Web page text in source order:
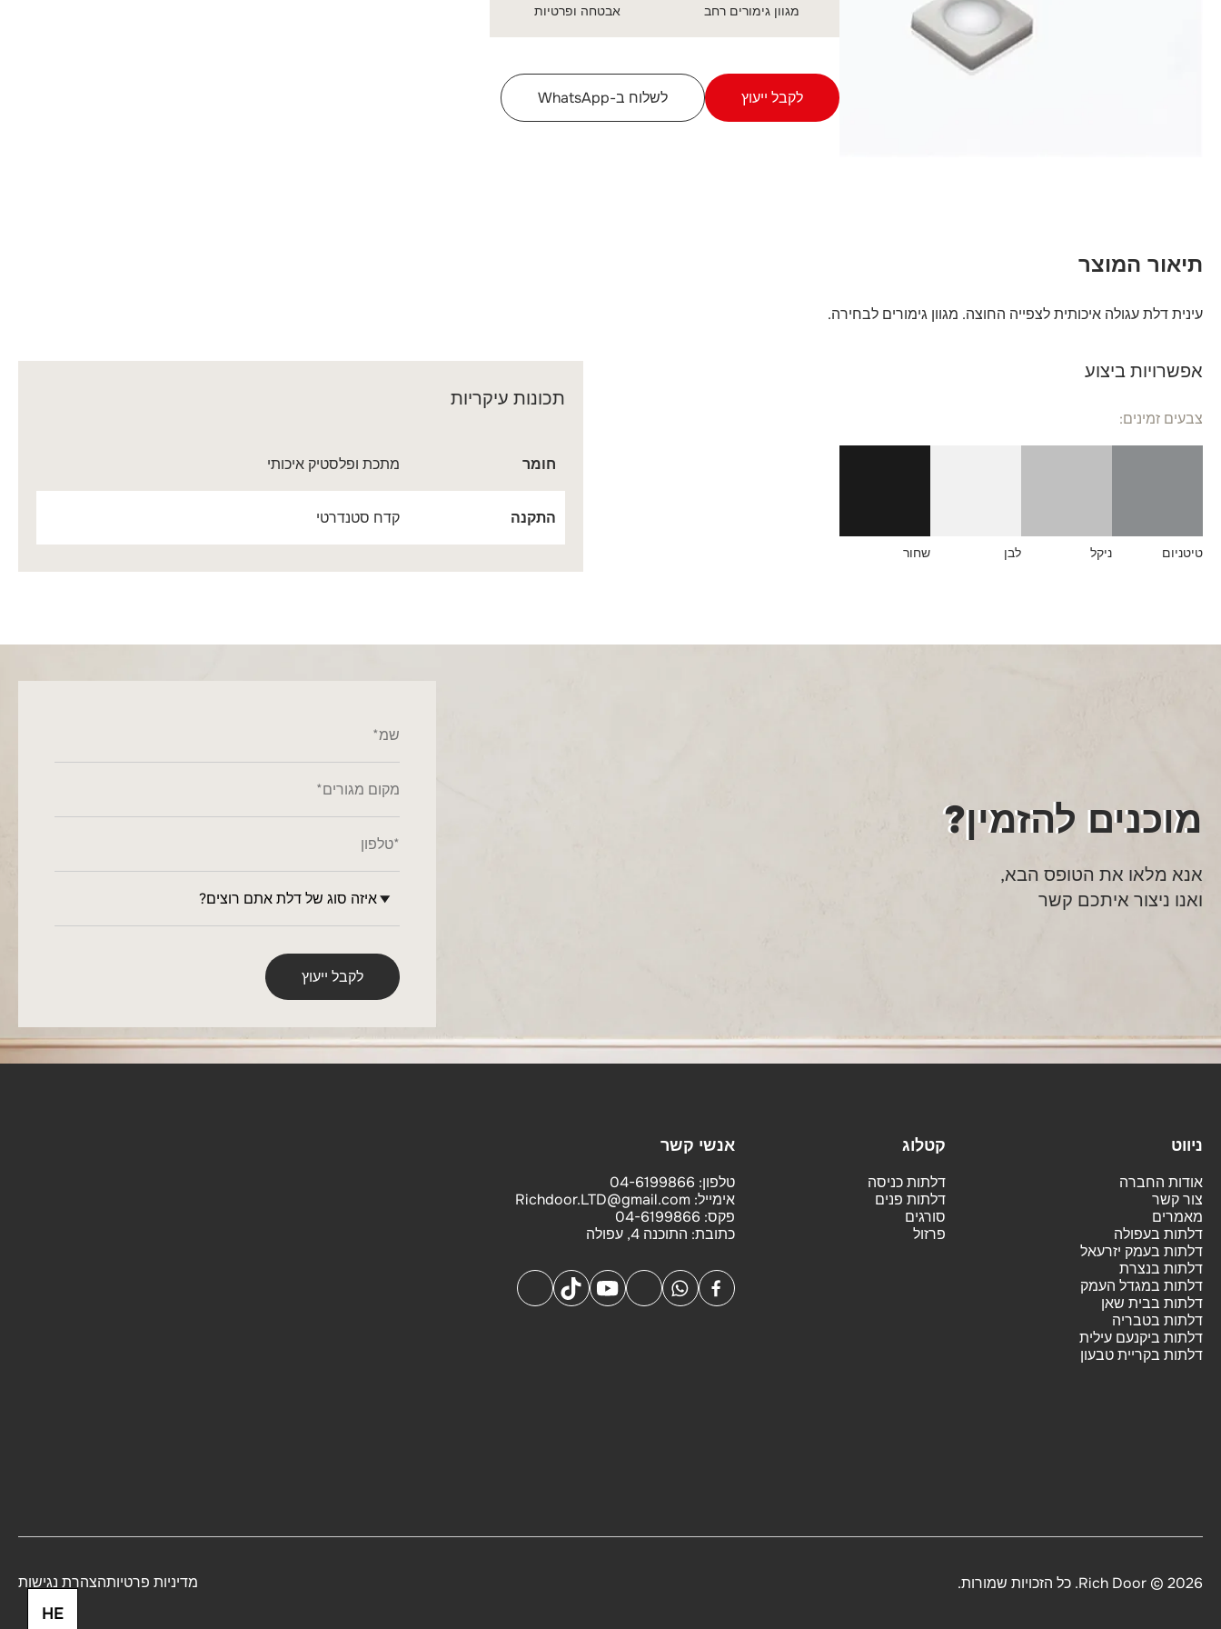
מגוון גימורים רחב אבטחה ופרטיות
לקבל ייעוץ לשלוח ב-WhatsApp
תיאור המוצר
עינית דלת עגולה איכותית לצפייה החוצה. מגוון גימורים לבחירה.
אפשרויות ביצוע
צבעים זמינים:
טיטניום ניקל לבן שחור
תכונות עיקריות
חומר מתכת ופלסטיק איכותי
התקנה קדח סטנדרטי
מוכנים להזמין?
אנא מלאו את הטופס הבא,
ואנו ניצור איתכם קשר
ניווט
אודות החברה
צור קשר
מאמרים
דלתות בעפולה
דלתות בעמק יזרעאל
דלתות בנצרת
דלתות במגדל העמק
דלתות בבית שאן
דלתות בטבריה
דלתות ביקנעם עילית
דלתות בקריית טבעון
קטלוג
דלתות כניסה
דלתות פנים
סורגים
פרזול
אנשי קשר
טלפון: 04-6199866
אימייל: Richdoor.LTD@gmail.com
פקס: 04-6199866
כתובת: התוכנה 4, עפולה
2026 © Rich Door. כל הזכויות שמורות. מדיניות פרטיותהצהרת נגישות
HE